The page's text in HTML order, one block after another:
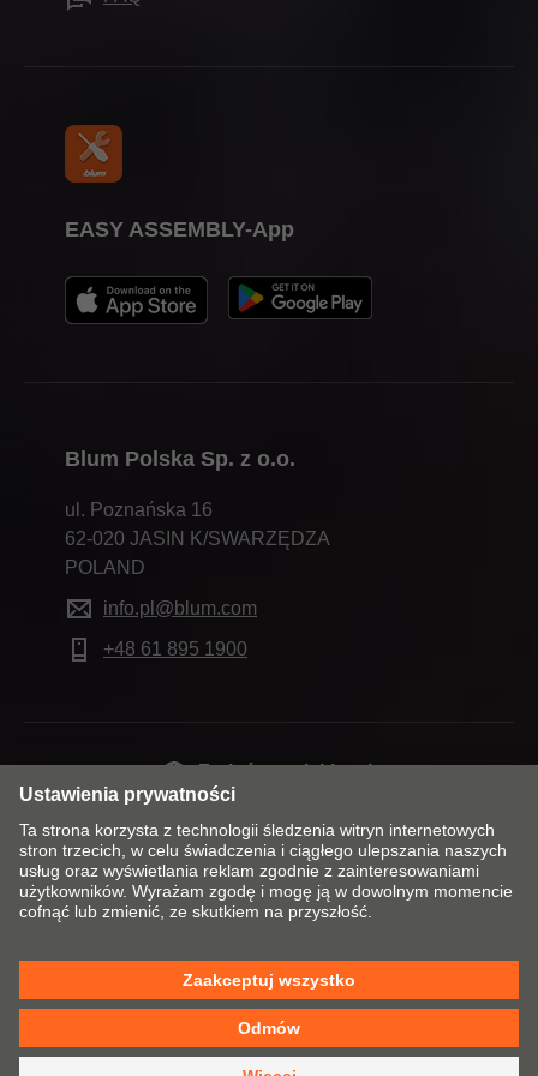
Blum Polska Sp. z o.o.
ul. Poznańska 16
62-020 JASIN K/SWARZĘDZA
POLAND
info.pl@blum.com
+48 61 895 1900
EASY ASSEMBLY-App
Zmień rynek i język
Kontakt Dane firmy
Polityka prywatności
Regulaminy i sprawozdawczość